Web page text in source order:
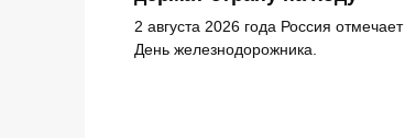
2 августа 2026 года Россия отмечает
День железнодорожника.